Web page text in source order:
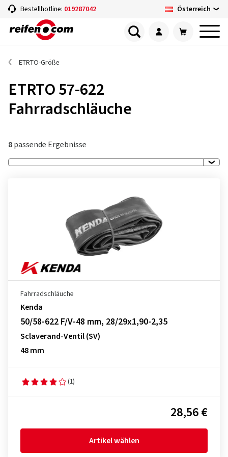
Bestellhotline: 019287042 Österreich
ETRTO-Größe
ETRTO 57-622
Fahrradschläuche
8passende Ergebnisse
Fahrradschläuche
Kenda
50/58-622 F/V-48 mm, 28/29x1,90-2,35
Sclaverand-Ventil (SV)
48 mm
(1)
28,56 €
Artikel wählen